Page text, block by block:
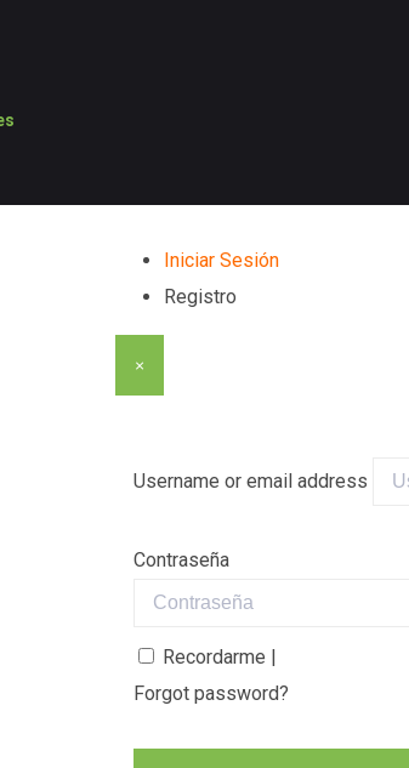
Iniciar Sesión
Registro
×
Username or email address
Contraseña
Recordarme |
Forgot password?